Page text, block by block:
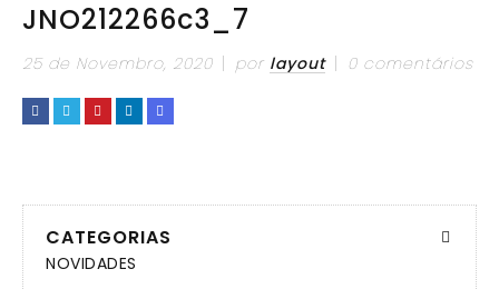
JNO212266c3_7
25 de Novembro, 2020 por layout 0 comentários
CATEGORIAS
NOVIDADES